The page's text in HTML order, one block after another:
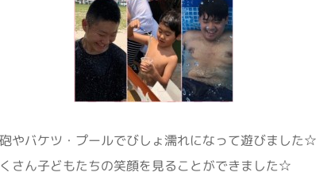
やバケツ・プールでびしょ濡れになって遊びました☆
さん子どもたちの笑顔を見ることができました☆